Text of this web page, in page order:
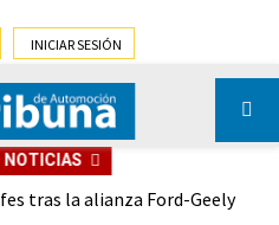
INICIAR SESIÓN
tras la alianza Ford-Geely